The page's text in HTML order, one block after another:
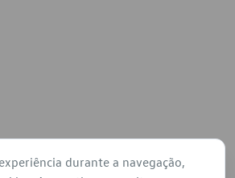
durante a navegação,